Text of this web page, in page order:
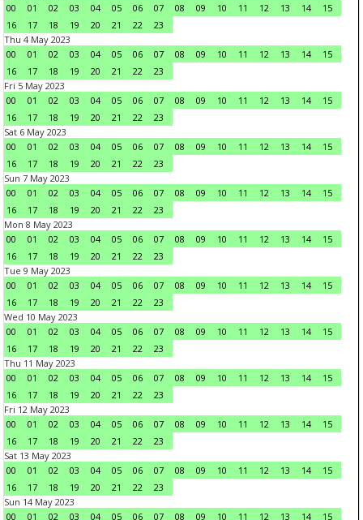
00
01 02 03 04 05 06 07 08 09 10 11 12 13 14
15
16
17 18 19 20 21 22
23
Thu 4 May 2023
00
01 02 03 04 05 06 07 08 09 10 11 12 13 14
15
16
17 18 19 20 21 22
23
Fri 5 May 2023
00
01 02 03 04 05 06 07 08 09 10 11 12 13 14
15
16
17 18 19 20 21 22
23
Sat 6 May 2023
00
01 02 03 04 05 06 07 08 09 10 11 12 13 14
15
16
17 18 19 20 21 22
23
Sun 7 May 2023
00
01 02 03 04 05 06 07 08 09 10 11 12 13 14
15
16
17 18 19 20 21 22
23
Mon 8 May 2023
00
01 02 03 04 05 06 07 08 09 10 11 12 13 14
15
16
17 18 19 20 21 22
23
Tue 9 May 2023
00
01 02 03 04 05 06 07 08 09 10 11 12 13 14
15
16
17 18 19 20 21 22
23
Wed 10 May 2023
00
01 02 03 04 05 06 07 08 09 10 11 12 13 14
15
16
17 18 19 20 21 22
23
Thu 11 May 2023
00
01 02 03 04 05 06 07 08 09 10 11 12 13 14
15
16
17 18 19 20 21 22
23
Fri 12 May 2023
00
01 02 03 04 05 06 07 08 09 10 11 12 13 14
15
16
17 18 19 20 21 22
23
Sat 13 May 2023
00
01 02 03 04 05 06 07 08 09 10 11 12 13 14
15
16
17 18 19 20 21 22
23
Sun 14 May 2023
00
01 02 03 04 05 06 07 08 09 10 11 12 13 14 15